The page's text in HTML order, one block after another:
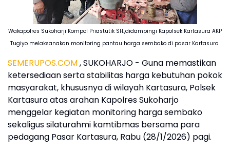
Wakapolres Sukoharji Kompol Priastutik SH.,didampingi Kapolsek Kartasura AKP
Tugiyo melaksanakan monitoring pantau harga sembako di pasar Kartasura
SEMERUPOS.COM, SUKOHARJO - Guna memastikan
ketersediaan serta stabilitas harga kebutuhan pokok
masyarakat, khususnya di wilayah Kartasura, Polsek
Kartasura atas arahan Kapolres Sukoharjo
menggelar kegiatan monitoring harga sembako
sekaligus silaturahmi kamtibmas bersama para
pedagang Pasar Kartasura, Rabu (28/1/2026) pagi.